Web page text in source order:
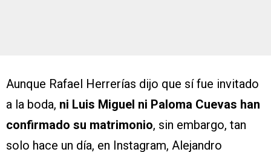
Aunque Rafael Herrerías dijo que sí fue invitado
a la boda, ni Luis Miguel ni Paloma Cuevas han
confirmado su matrimonio, sin embargo, tan
solo hace un día, en Instagram, Alejandro